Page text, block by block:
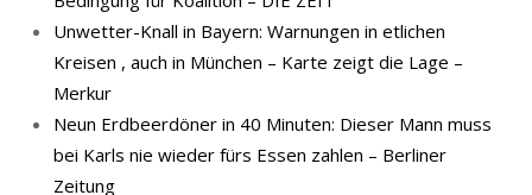
Unwetter-Knall in Bayern: Warnungen in etlichen
Kreisen , auch in München – Karte zeigt die Lage –
Merkur
Neun Erdbeerdöner in 40 Minuten: Dieser Mann muss
bei Karls nie wieder fürs Essen zahlen – Berliner
Zeitung